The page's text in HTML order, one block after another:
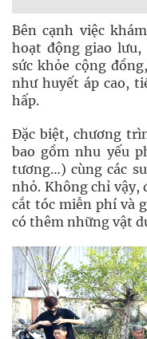
Bên cạnh việc
hoạt động giao lưu,
sức khỏe cộng
như huyết áp cao,
hấp.
Đặc biệt, chương
bao gồm nhu yếu
tương…) cùng các
nhỏ. Không chỉ vậy,
cắt tóc miễn phí và
có thêm những vật